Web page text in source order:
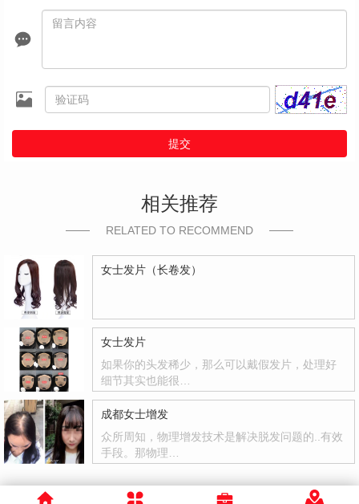
提交
相关推荐
RELATED TO RECOMMEND
女士发片（长卷发）
女士发片
如果你的头发稀少，那么可以戴假发片，处理好
细节其实也能很…
成都女士增发
众所周知，物理增发技术是解决脱发问题的..有效
手段。那物理…